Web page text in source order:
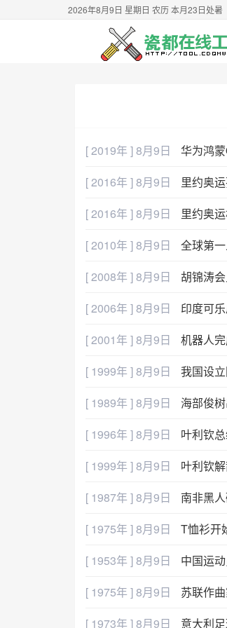
2026年8月9日 星期日 农历 本月23日处暑
[ 2019年 ] 8月9日
华为鸿
[ 2016年 ] 8月9日
里约奥
[ 2016年 ] 8月9日
里约奥
[ 2010年 ] 8月9日
全球第
[ 2008年 ] 8月9日
胡锦涛
[ 2006年 ] 8月9日
印度可
[ 2001年 ] 8月9日
机器人
[ 1999年 ] 8月9日
我国设
[ 1989年 ] 8月9日
海部俊
[ 1996年 ] 8月9日
叶利钦
[ 1999年 ] 8月9日
叶利钦
[ 1987年 ] 8月9日
南非黑
[ 1975年 ] 8月9日
T恤衫开
[ 1953年 ] 8月9日
中国运
[ 1975年 ] 8月9日
苏联作
[ 1973年 ] 8月9日
意大利